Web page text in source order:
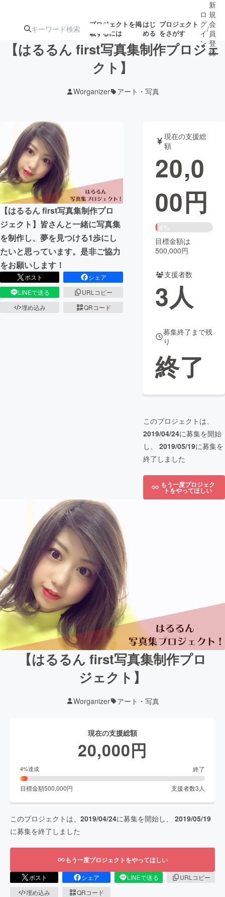
プロジェクトを掲
載するには
はじ
める
プロジェクト
をさがす
ジェクト
募集終了が近いプ
ロジェクト
アート・写真 音楽
テクノロジー・ガジェット ゲーム・
映像・映画 書籍・雑誌
ビジネス・起業 チャレンジ
まちづくり・地域活性化
CAMPFIRE for Social Good CAMPFIRE Creation
CAMPFIREふるさと納税
コミュニティ
ロ
グ
イ
ン
/
新
規
会
員
登
録
【はるるん first写真集制作プロジェ
クト】
Worganizer アート・写真
【はるるん first写真集制作プロ
ジェクト】皆さんと一緒に写真集
を制作し、夢を見つける1歩にし
たいと思っています。是非ご協力
をお願いします！
ポスト
シェア
LINEで送る
URLコピー
埋め込み
QRコード
現在の支援総
額
20,0
00円
4%
目標金額は
500,000円
支援者数
3人
募集終了まで残
り
終了
このプロジェクトは、
2019/04/24に募集を開始
し、 2019/05/19に募集を
終了しました
もう一度プロジェク
トをやってほしい
【はるるん first写真集制作プロ
ジェクト】
Worganizer アート・写真
現在の支援総額
20,000円
4%達成 終了
目標金額500,000円 支援者数3 人
このプロジェクトは、 2019/04/24に募集を開始し、 2019/05/19
に募集を終了しました
もう一度プロジェクトをやってほしい
ポスト シェア LINEで送る
URLコピー
埋め込み
QRコード